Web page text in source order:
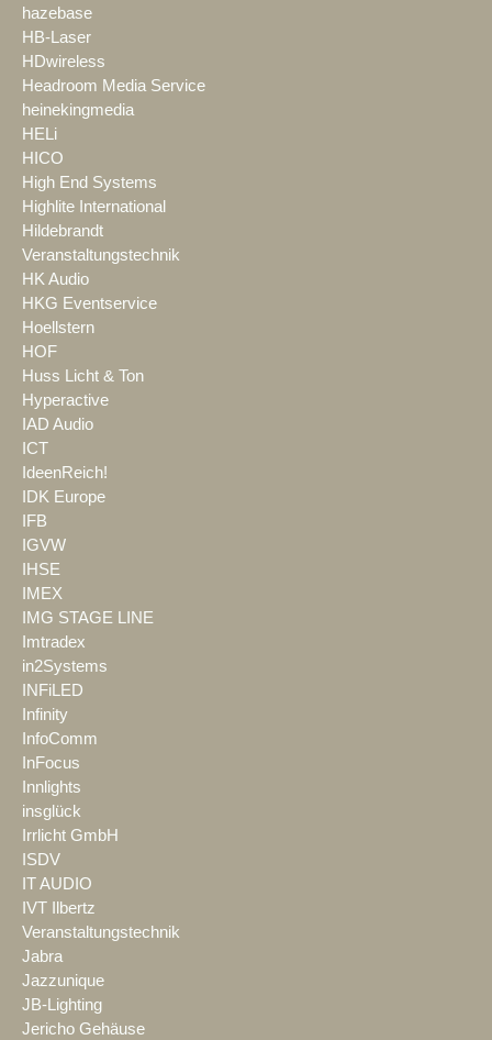
hazebase
HB-Laser
HDwireless
Headroom Media Service
heinekingmedia
HELi
HICO
High End Systems
Highlite International
Hildebrandt
Veranstaltungstechnik
HK Audio
HKG Eventservice
Hoellstern
HOF
Huss Licht & Ton
Hyperactive
IAD Audio
ICT
IdeenReich!
IDK Europe
IFB
IGVW
IHSE
IMEX
IMG STAGE LINE
Imtradex
in2Systems
INFiLED
Infinity
InfoComm
InFocus
Innlights
insglück
Irrlicht GmbH
ISDV
IT AUDIO
IVT Ilbertz
Veranstaltungstechnik
Jabra
Jazzunique
JB-Lighting
Jericho Gehäuse